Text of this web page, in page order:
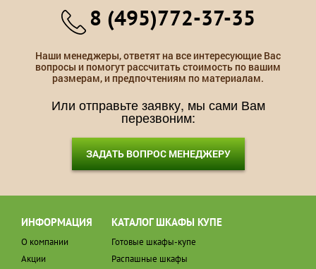
8 (495)772-37-35
Наши менеджеры, ответят на все интересующие Вас
вопросы и помогут рассчитать стоимость по вашим
размерам, и предпочтениям по материалам.
Или отправьте заявку, мы сами Вам
перезвоним:
ЗАДАТЬ ВОПРОС МЕНЕДЖЕРУ
ИНФОРМАЦИЯ
О компании
Акции
КАТАЛОГ ШКАФЫ КУПЕ
Готовые шкафы-купе
Распашные шкафы